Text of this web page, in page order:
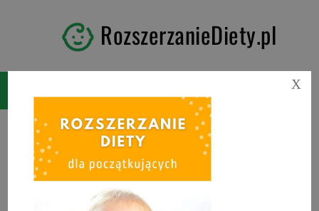
RozszerzanieDiety.pl
Tag:jakie mleko roślinne
wybrać
X